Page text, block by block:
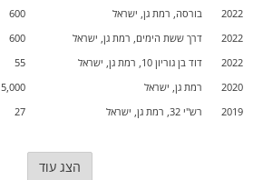
2022
בורסה, רמת גן, ישראל 600
2022
דרך ששת הימים, רמת גן, ישראל 600
2022
דוד בן גוריון 10, רמת גן, ישראל 55
2020
רמת גן, ישראל 5,000
2019
רש"י 32, רמת גן, ישראל 27
הצג עוד